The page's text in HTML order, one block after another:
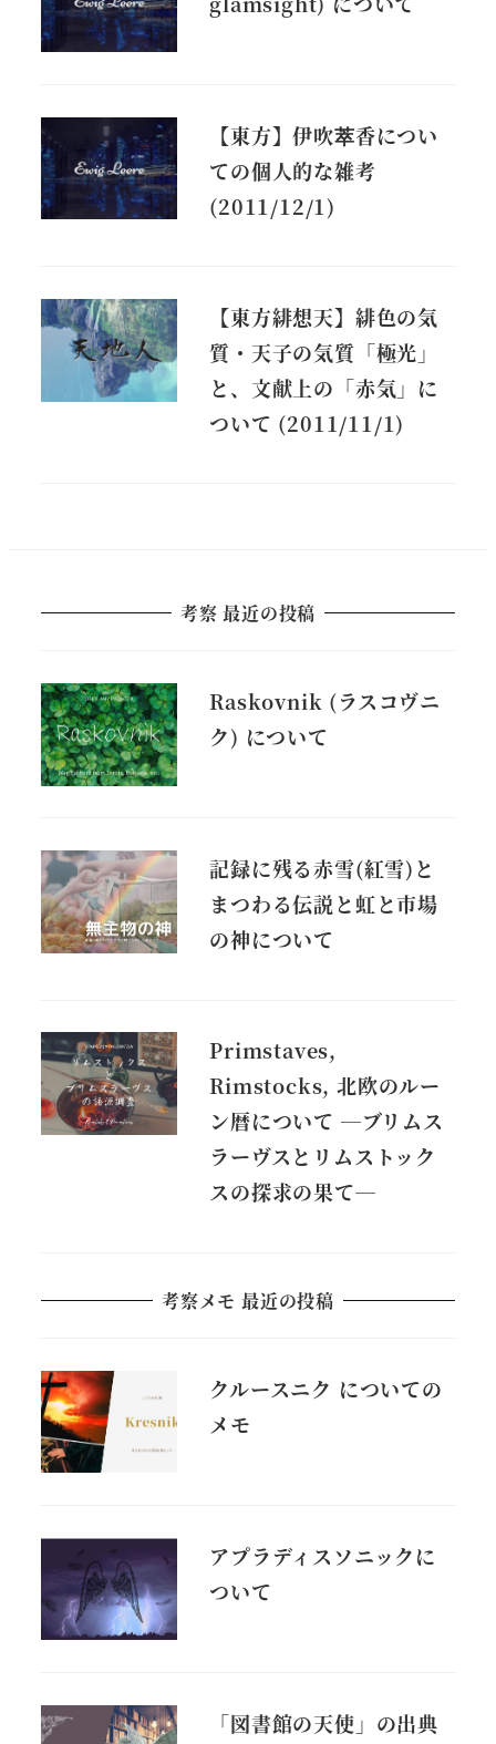
【東方】伊吹萃香につい
ての個人的な雑考
(2011/12/1)
【東方緋想天】緋色の気
質・天子の気質「極光」
と、文献上の「赤気」に
ついて (2011/11/1)
考察 最近の投稿
Raskovnik (ラスコヴニ
ク) について
記録に残る赤雪(紅雪)と
まつわる伝説と虹と市場
の神について
Primstaves,
Rimstocks, 北欧のルー
ン暦について ―ブリムス
ラーヴスとリムストック
スの探求の果て―
考察メモ 最近の投稿
クルースニク についての
メモ
アプラディスソニックに
ついて
「図書館の天使」の出典